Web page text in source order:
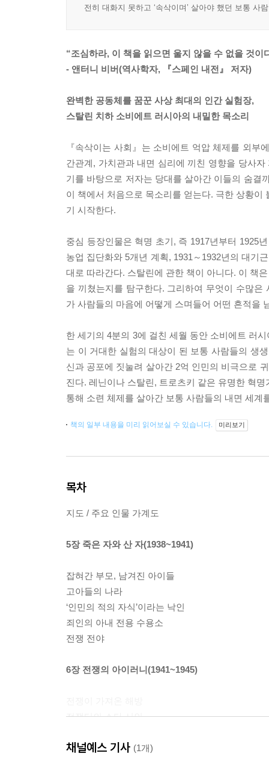
전히 대화지 못하고 ‘속삭이며’ 살아야 했던 보통 사
“조심하라, 이 책을 읽으면 울지 않을 수 없을 것이
- 앤터니 비버(역사학자, 『스페인 내전』 저자)
완벽한 공동체를 꿈꾼 사상 최대의 인간 실험장,
스탈린 치하 소비에트 러시아의 내밀한 목소리
『속삭이는 사회』는 소비에트 억압 체제를 외
간관계, 가치관과 내면 심리에 끼친 영향을 당사
기를 바탕으로 저자는 당대를 살아간 이들의 숨결
이 책에서 처음으로 목소리를 얻는다. 극한 상황
기 시작한다.
중심 등장인물은 혁명 초기, 즉 1917년부터 1925
농업 집단화와 5개년 계획, 1931～1932년의 대기
대로 따라간다. 스탈린에 관한 책이 아니다. 이 책
을 끼쳤는지를 탐구한다. 그리하여 무엇이 수많
가 사람들의 마음에 어떻게 스며들어 어떤 흔적을
한 세기의 4분의 3에 걸친 세월 동안 소비에트 러
는 이 거대한 실험의 대상이 된 보통 사람들의 생
신과 공포에 짓눌려 살아간 2억 인민의 비극으로
진다. 레닌이나 스탈린, 트로츠키 같은 유명한 혁
통해 소련 체제를 살아간 보통 사람들의 내면 세
책의 일부 내용을 미리 읽어보실 수 있습니다. 미리보기
목차
지도 / 주요 인물 가계도
5장 죽은 자와 산 자(1938~1941)
잡혀간 부모, 남겨진 아이들
고아들의 나라
‘인민의 적의 자식’이라는 낙인
죄인의 아내 전용 수용소
전쟁 전야
6장 전쟁의 아이러니(1941~1945)
전쟁터의 스타 시인
전쟁 속 ‘행복한 개인’
채널예스 기사 (1개)